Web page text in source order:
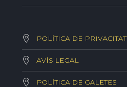
POLÍTICA DE PRIVACITAT
AVÍS LEGAL
POLÍTICA DE GALETES